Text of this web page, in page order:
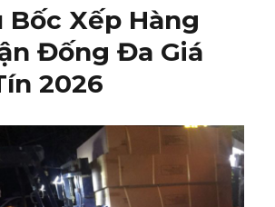
Bốc Xếp Hàng
Đống Đa Giá
2026